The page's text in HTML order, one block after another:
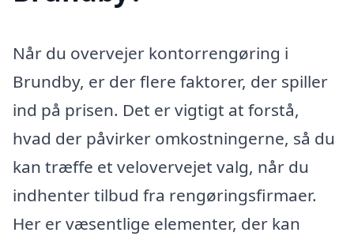
Når du overvejer kontorrengøring i
Brundby, er der flere faktorer, der spiller
ind på prisen. Det er vigtigt at forstå,
hvad der påvirker omkostningerne, så du
kan træffe et velovervejet valg, når du
indhenter tilbud fra rengøringsfirmaer.
Her er væsentlige elementer, der kan